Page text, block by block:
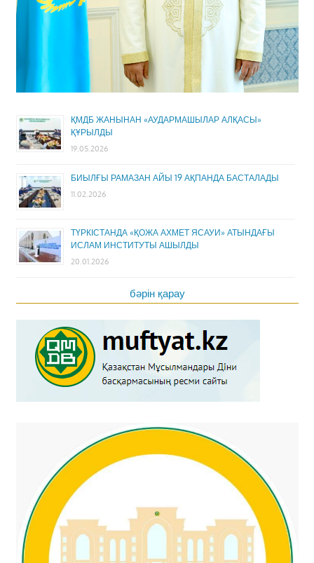
ҚМДБ ЖАНЫНАН «АУДАРМАШЫЛАР АЛҚАСЫ»
ҚҰРЫЛДЫ
19.05.2026
БИЫЛҒЫ РАМАЗАН АЙЫ 19 АҚПАНДА БАСТАЛАДЫ
11.02.2026
ТҮРКІСТАНДА «ҚОЖА АХМЕТ ЯСАУИ» АТЫНДАҒЫ
ИСЛАМ ИНСТИТУТЫ АШЫЛДЫ
20.01.2026
бәрін қарау